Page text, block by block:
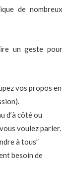
de nombreux
un geste pour
vos propos en
d’à côté ou
voulez parler.
à tous”
besoin de